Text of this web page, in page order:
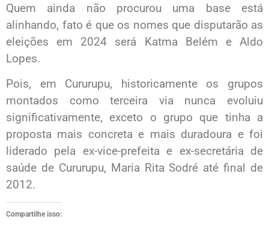
Quem ainda não procurou uma base está
alinhando, fato é que os nomes que disputarão as
eleições em 2024 será Katma Belém e Aldo
Lopes.
Pois, em Cururupu, historicamente os grupos
montados como terceira via nunca evoluiu
significativamente, exceto o grupo que tinha a
proposta mais concreta e mais duradoura e foi
liderado pela ex-vice-prefeita e ex-secretária de
saúde de Cururupu, Maria Rita Sodré até final de
2012.
Compartilhe isso: